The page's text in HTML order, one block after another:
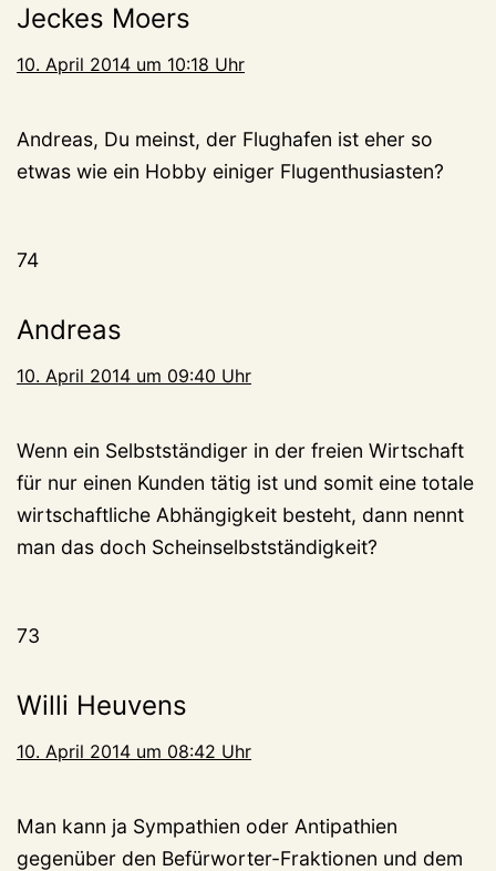
Jeckes Moers
10. April 2014 um 10:18 Uhr
Andreas, Du meinst, der Flughafen ist eher so
etwas wie ein Hobby einiger Flugenthusiasten?
74
Andreas
10. April 2014 um 09:40 Uhr
Wenn ein Selbstständiger in der freien Wirtschaft
für nur einen Kunden tätig ist und somit eine totale
wirtschaftliche Abhängigkeit besteht, dann nennt
man das doch Scheinselbstständigkeit?
73
Willi Heuvens
10. April 2014 um 08:42 Uhr
Man kann ja Sympathien oder Antipathien
gegenüber den Befürworter-Fraktionen und dem